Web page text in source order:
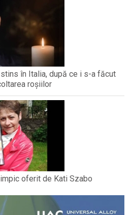
în Italia, după ce i s-a făcut
roșiilor
oferit de Kati Szabo